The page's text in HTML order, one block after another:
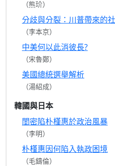
（熊玠）
分歧與分裂：川普帶來的
（李本京）
中美何以此消彼長?
（宋魯鄭）
美國總統選舉解析
（湯紹成）
韓國與日本
閨密陷朴槿惠於政治風暴
（李明）
朴槿惠因何陷入執政困境
（毛鑄倫）